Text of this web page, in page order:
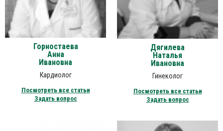
Горностаева
Анна
Ивановна
Кардиолог
Посмотреть все статьи
Задать вопрос
Дягилева
Наталья
Ивановна
Гинеколог
Посмотреть все статьи
Задать вопрос